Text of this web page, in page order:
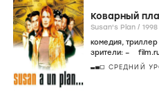
Коварный
Susan's Plan / 1998
комедия, триллер
зрители: –
СРЕДНИЙ